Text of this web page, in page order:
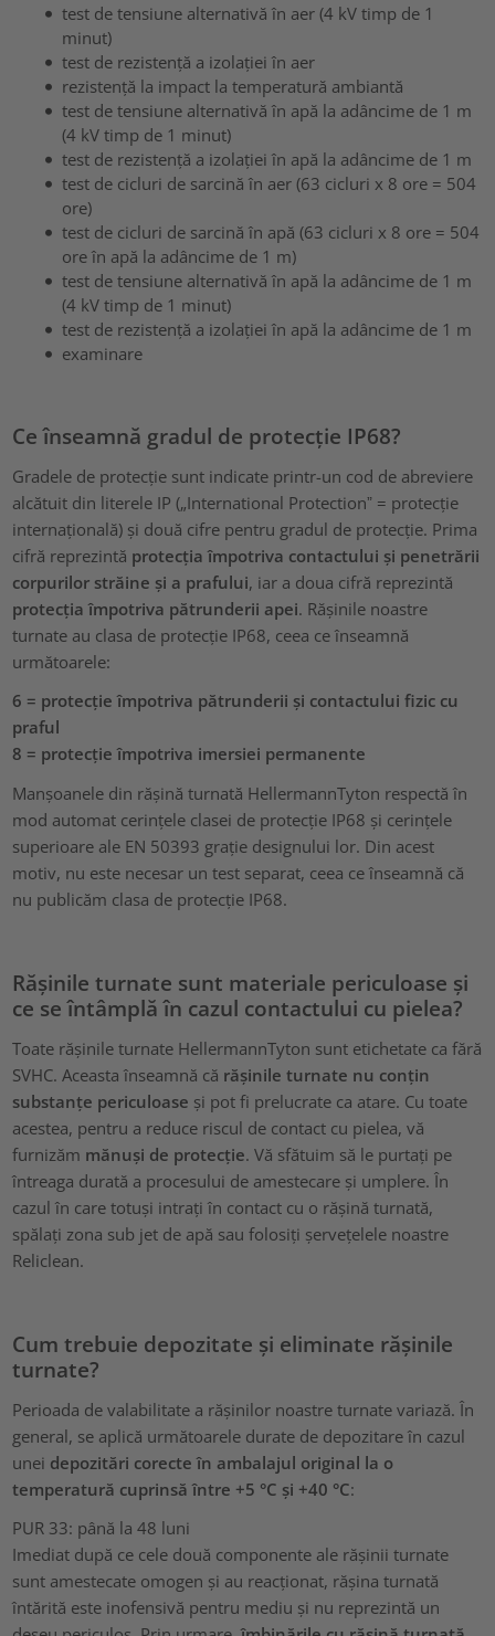
test de tensiune alternativă în aer (4 kV timp de 1
minut)
test de rezistență a izolației în aer
rezistență la impact la temperatură ambiantă
test de tensiune alternativă în apă la adâncime de 1 m
(4 kV timp de 1 minut)
test de rezistență a izolației în apă la adâncime de 1 m
test de cicluri de sarcină în aer (63 cicluri x 8 ore = 504
ore)
test de cicluri de sarcină în apă (63 cicluri x 8 ore = 504
ore în apă la adâncime de 1 m)
test de tensiune alternativă în apă la adâncime de 1 m
(4 kV timp de 1 minut)
test de rezistență a izolației în apă la adâncime de 1 m
examinare
Ce înseamnă gradul de protecție IP68?
Gradele de protecție sunt indicate printr-un cod de abreviere
alcătuit din literele IP („International Protectionˮ = protecție
internațională) și două cifre pentru gradul de protecție. Prima
cifră reprezintă protecția împotriva contactului și penetrării
corpurilor străine și a prafului, iar a doua cifră reprezintă
protecția împotriva pătrunderii apei. Rășinile noastre
turnate au clasa de protecție IP68, ceea ce înseamnă
următoarele:
6 = protecție împotriva pătrunderii și contactului fizic cu
praful
8 = protecție împotriva imersiei permanente
Manșoanele din rășină turnată HellermannTyton respectă în
mod automat cerințele clasei de protecție IP68 și cerințele
superioare ale EN 50393 grație designului lor. Din acest
motiv, nu este necesar un test separat, ceea ce înseamnă că
nu publicăm clasa de protecție IP68.
Rășinile turnate sunt materiale periculoase și
ce se întâmplă în cazul contactului cu pielea?
Toate rășinile turnate HellermannTyton sunt etichetate ca fără
SVHC. Aceasta înseamnă că rășinile turnate nu conțin
substanțe periculoase și pot fi prelucrate ca atare. Cu toate
acestea, pentru a reduce riscul de contact cu pielea, vă
furnizăm mănuși de protecție. Vă sfătuim să le purtați pe
întreaga durată a procesului de amestecare și umplere. În
cazul în care totuși intrați în contact cu o rășină turnată,
spălați zona sub jet de apă sau folosiți șervețelele noastre
Reliclean.
Cum trebuie depozitate și eliminate rășinile
turnate?
Perioada de valabilitate a rășinilor noastre turnate variază. În
general, se aplică următoarele durate de depozitare în cazul
unei depozitări corecte în ambalajul original la o
temperatură cuprinsă între +5 °C și +40 °C:
PUR 33: până la 48 luni
Imediat după ce cele două componente ale rășinii turnate
sunt amestecate omogen și au reacționat, rășina turnată
întărită este inofensivă pentru mediu și nu reprezintă un